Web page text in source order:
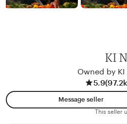
l
o
KI
Owned by KI
5.9
Message seller
This seller